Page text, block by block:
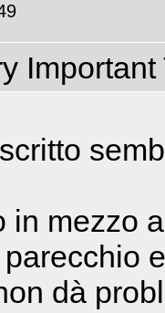
in mezzo
dà